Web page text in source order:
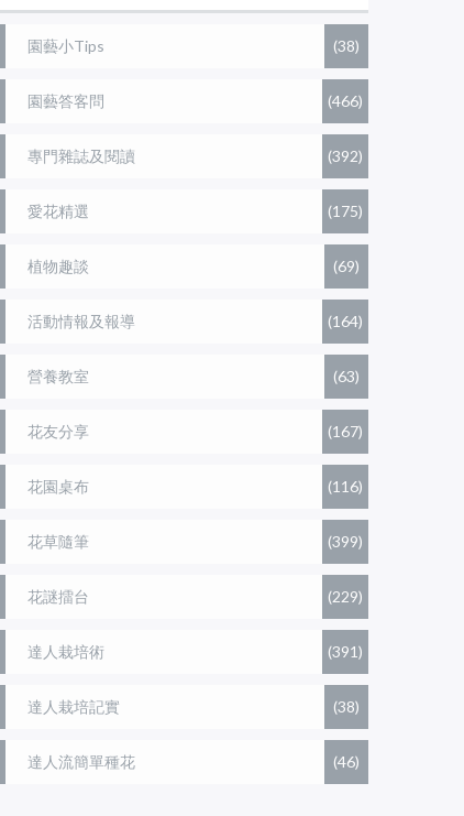
園藝小Tips (38)
園藝答客問 (466)
專門雜誌及閱讀 (392)
愛花精選 (175)
植物趣談 (69)
活動情報及報導 (164)
營養教室 (63)
花友分享 (167)
花園桌布 (116)
花草隨筆 (399)
花謎擂台 (229)
達人栽培術 (391)
達人栽培記實 (38)
達人流簡單種花 (46)